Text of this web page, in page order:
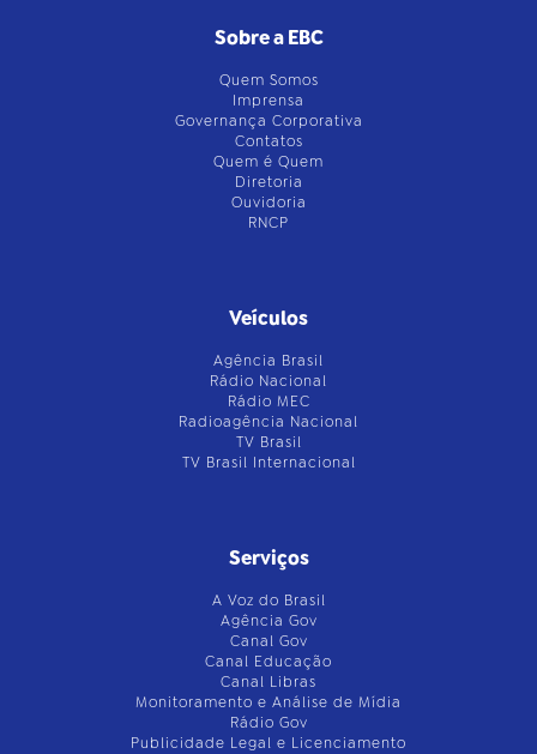
Sobre a EBC
Quem Somos
Imprensa
Governança Corporativa
Contatos
Quem é Quem
Diretoria
Ouvidoria
RNCP
Veículos
Agência Brasil
Rádio Nacional
Rádio MEC
Radioagência Nacional
TV Brasil
TV Brasil Internacional
Serviços
A Voz do Brasil
Agência Gov
Canal Gov
Canal Educação
Canal Libras
Monitoramento e Análise de Mídia
Rádio Gov
Publicidade Legal e Licenciamento